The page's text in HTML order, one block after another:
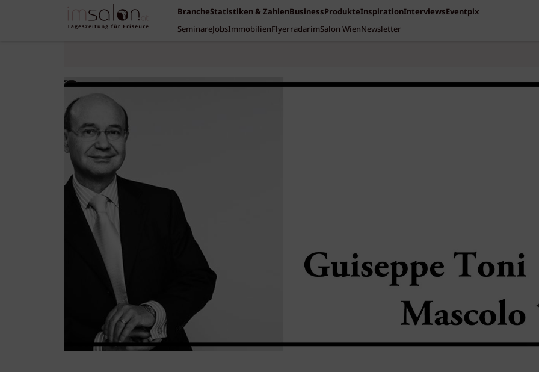
BrancheStatistiken & ZahlenBusinessProdukteInspirationInterviewsEventpix
SeminareJobsImmobilienFlyerradarimSalon WienNewsletter